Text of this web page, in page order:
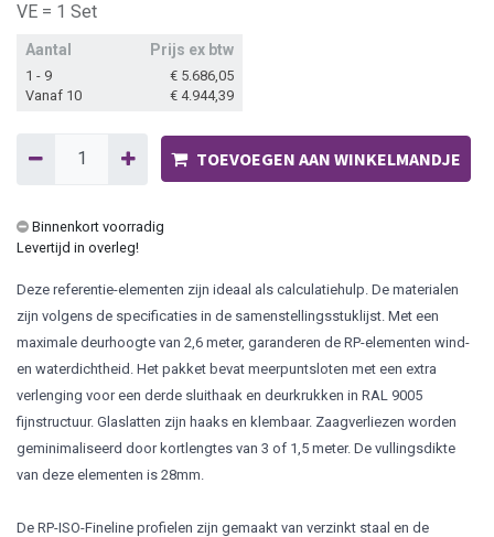
VE = 1 Set
Aantal Prijs ex btw
1 - 9 € 5.686,05
Vanaf 10
€ 4.944,39
TOEVOEGEN AAN WINKELMANDJE
Binnenkort voorradig
Levertijd in overleg!
Deze referentie-elementen zijn ideaal als calculatiehulp. De materialen
zijn volgens de specificaties in de samenstellingsstuklijst. Met een
maximale deurhoogte van 2,6 meter, garanderen de RP-elementen wind-
en waterdichtheid. Het pakket bevat meerpuntsloten met een extra
verlenging voor een derde sluithaak en deurkrukken in RAL 9005
fijnstructuur. Glaslatten zijn haaks en klembaar. Zaagverliezen worden
geminimaliseerd door kortlengtes van 3 of 1,5 meter. De vullingsdikte
van deze elementen is 28mm.
De RP-ISO-Fineline profielen zijn gemaakt van verzinkt staal en de